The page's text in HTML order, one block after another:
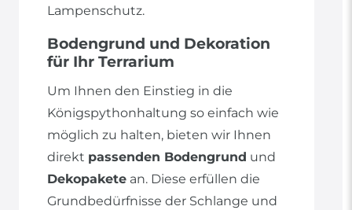
Lampenschutz.
Bodengrund und Dekoration
für Ihr Terrarium
Um Ihnen den Einstieg in die
Königspythonhaltung so einfach wie
möglich zu halten, bieten wir Ihnen
direkt passenden Bodengrund und
Dekopakete an. Diese erfüllen die
Grundbedürfnisse der Schlange und